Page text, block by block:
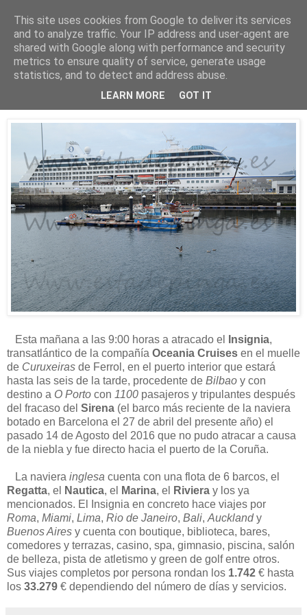
Está de pinga
16/8/16
Esta mañana a las 9:00 horas a atracado el Insignia,
transatlántico de la compañía Oceania Cruises en el muelle
de Curuxeiras de Ferrol, en el puerto interior que estará
hasta las seis de la tarde, procedente de Bilbao y con
destino a O Porto con 1100 pasajeros y tripulantes después
del fracaso del Sirena (el barco más reciente de la naviera
botado en Barcelona el 27 de abril del presente año) el
pasado 14 de Agosto del 2016 que no pudo atracar a causa
de la niebla y fue directo hacia el puerto de la Coruña.
La naviera inglesa cuenta con una flota de 6 barcos, el
Regatta, el Nautica, el Marina, el Riviera y los ya
mencionados. El Insignia en concreto hace viajes por
Roma, Miami, Lima, Rio de Janeiro, Bali, Aucklandy
Buenos Aires y cuenta con boutique, biblioteca, bares,
comedores y terrazas, casino, spa, gimnasio, piscina, salón
de belleza, pista de atletismo y green de golf entre otros.
Sus viajes completos por persona rondan los 1.742 € hasta
los 33.279 € dependiendo del número de días y servicios.
This site uses cookies from Google to deliver its services
and to analyze traffic. Your IP address and user-agent are
shared with Google along with performance and security
metrics to ensure quality of service, generate usage
statistics, and to detect and address abuse.
LEARN MORE GOT IT